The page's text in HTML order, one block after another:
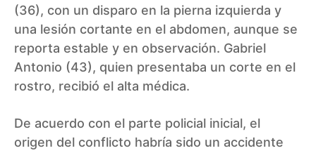
(36), con un disparo en la pierna izquierda y
una lesión cortante en el abdomen, aunque se
reporta estable y en observación. Gabriel
Antonio (43), quien presentaba un corte en el
rostro, recibió el alta médica.
De acuerdo con el parte policial inicial, el
origen del conflicto habría sido un accidente